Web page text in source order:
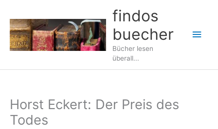
Inhalt
springen
findos
buecher
Bücher lesen
überall...
Horst Eckert: Der Preis des
Todes